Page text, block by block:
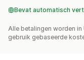
Bevat automatisch
Alle betalingen worden in
gebruik gebaseerde